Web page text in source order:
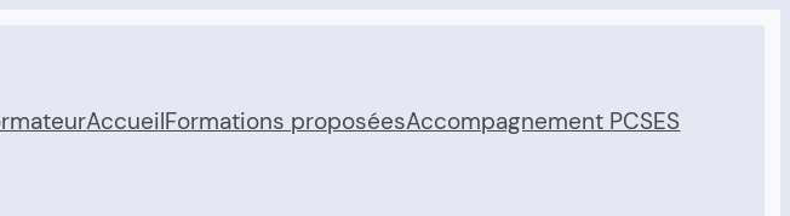
AccueilFormations proposéesAccompagnement PCSES